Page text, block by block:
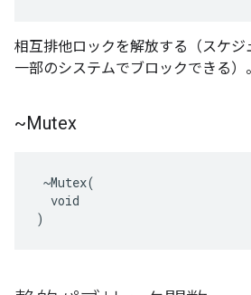
相互排他ロックを解放する（スケジ
一部のシステムでブロックできる）。
~Mutex
~Mutex(
  void
)